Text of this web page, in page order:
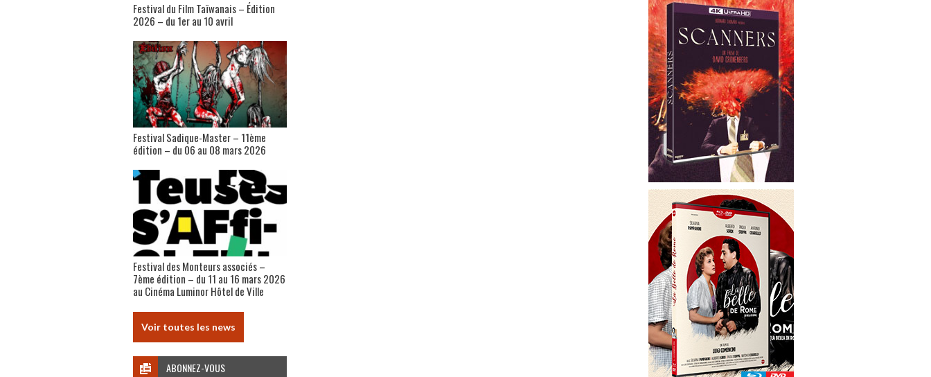
Festival du Film Taïwanais – Édition
2026 – du 1er au 10 avril
Festival Sadique-Master – 11ème
édition – du 06 au 08 mars 2026
Festival des Monteurs associés –
7ème édition – du 11 au 16 mars 2026
au Cinéma Luminor Hôtel de Ville
Voir toutes les news
ABONNEZ-VOUS